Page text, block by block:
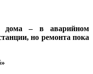
дома – в аварийном
но ремонта пока